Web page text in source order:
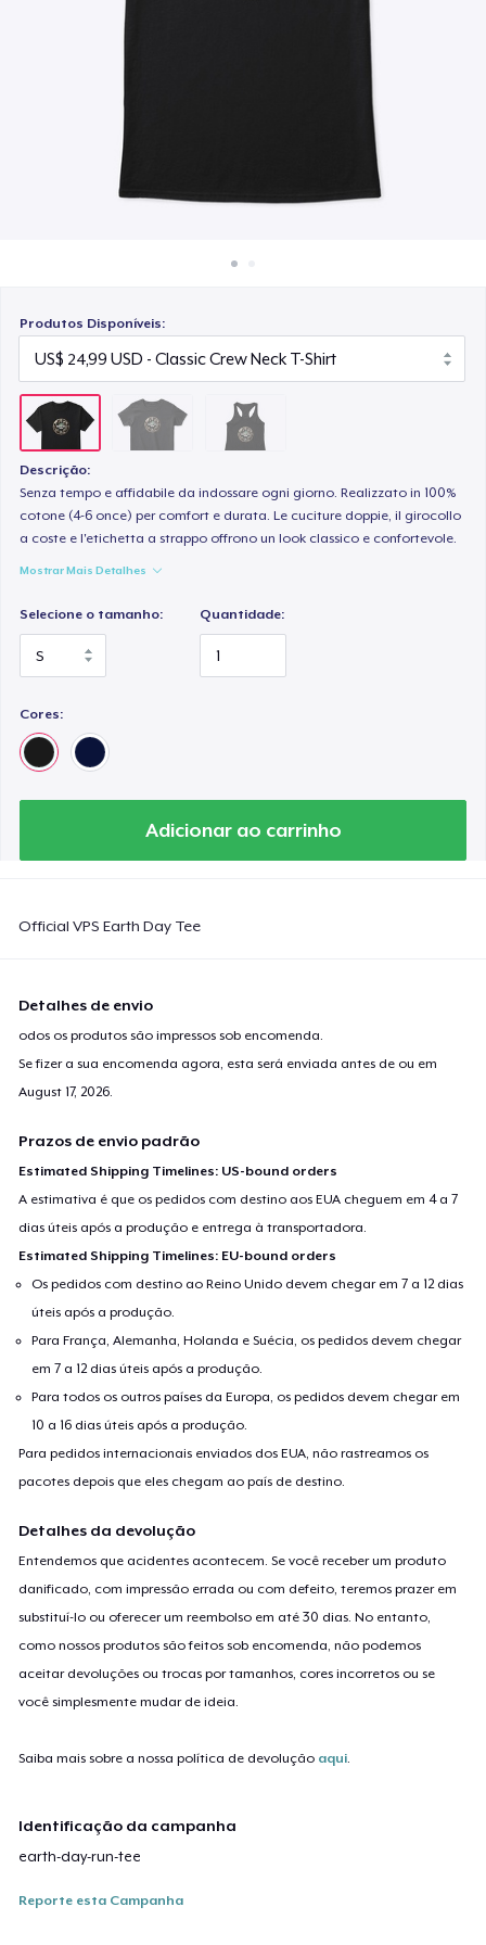
Produtos Disponíveis:
Descrição:
Senza tempo e affidabile da indossare ogni giorno. Realizzato in 100%
cotone (4-6 once) per comfort e durata. Le cuciture doppie, il girocollo
a coste e l'etichetta a strappo offrono un look classico e confortevole.
Mostrar Mais Detalhes
Selecione o tamanho: Quantidade:
Cores:
Adicionar ao carrinho
Official VPS Earth Day Tee
Detalhes de envio
odos os produtos são impressos sob encomenda.
Se fizer a sua encomenda agora, esta será enviada antes de ou em
August 17, 2026.
Prazos de envio padrão
Estimated Shipping Timelines: US-bound orders
A estimativa é que os pedidos com destino aos EUA cheguem em 4 a 7
dias úteis após a produção e entrega à transportadora.
Estimated Shipping Timelines: EU-bound orders
Os pedidos com destino ao Reino Unido devem chegar em 7 a 12 dias
úteis após a produção.
Para França, Alemanha, Holanda e Suécia, os pedidos devem chegar
em 7 a 12 dias úteis após a produção.
Para todos os outros países da Europa, os pedidos devem chegar em
10 a 16 dias úteis após a produção.
Para pedidos internacionais enviados dos EUA, não rastreamos os
pacotes depois que eles chegam ao país de destino.
Detalhes da devolução
Entendemos que acidentes acontecem. Se você receber um produto
danificado, com impressão errada ou com defeito, teremos prazer em
substituí-lo ou oferecer um reembolso em até 30 dias. No entanto,
como nossos produtos são feitos sob encomenda, não podemos
aceitar devoluções ou trocas por tamanhos, cores incorretos ou se
você simplesmente mudar de ideia.
Saiba mais sobre a nossa política de devolução aqui.
Identificação da campanha
earth-day-run-tee
Reporte esta Campanha
US$ 24,99